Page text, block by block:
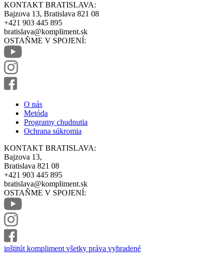
KONTAKT BRATISLAVA:
Bajzova 13, Bratislava 821 08
+421 903 445 895
bratislava@kompliment.sk
OSTAŇME V SPOJENÍ:
O nás
Metóda
Programy chudnutia
Ochrana súkromia
KONTAKT BRATISLAVA:
Bajzova 13,
Bratislava 821 08
+421 903 445 895
bratislava@kompliment.sk
OSTAŇME V SPOJENÍ:
inštitút kompliment všetky práva vyhradené